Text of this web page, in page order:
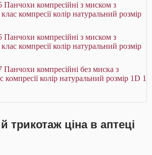
Панчохи компресійні з миском з
компресії колір натуральний розмір
Панчохи компресійні з миском з
компресії колір натуральний розмір
Панчохи компресійні без миска з
компресії колір натуральний розмір 1D 1
трикотаж ціна в аптеці